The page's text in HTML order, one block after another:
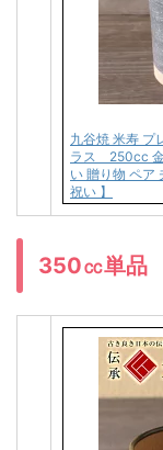
九谷焼 米寿 プ
ラス 250cc 金
い 贈り物 ペア
祝い 】
350㏄単品